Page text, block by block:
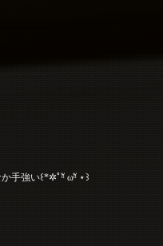
手強い꒰*✲ﾟᵅั ωᵅั ⋆꒱